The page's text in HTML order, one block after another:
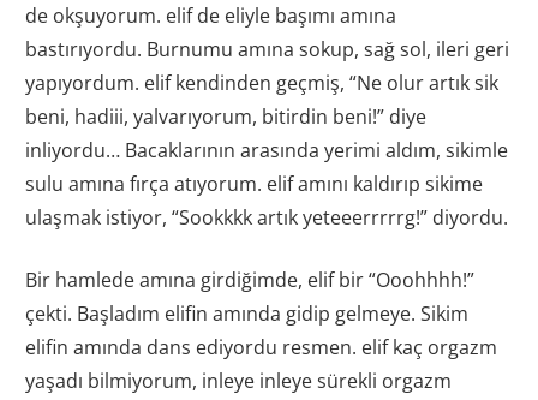
de okşuyorum. elif de eliyle başımı amına
bastırıyordu. Burnumu amına sokup, sağ sol, ileri geri
yapıyordum. elif kendinden geçmiş, “Ne olur artık sik
beni, hadiii, yalvarıyorum, bitirdin beni!” diye
inliyordu… Bacaklarının arasında yerimi aldım, sikimle
sulu amına fırça atıyorum. elif amını kaldırıp sikime
ulaşmak istiyor, “Sookkkk artık yeteeerrrrrg!” diyordu.
Bir hamlede amına girdiğimde, elif bir “Ooohhhh!”
çekti. Başladım elifin amında gidip gelmeye. Sikim
elifin amında dans ediyordu resmen. elif kaç orgazm
yaşadı bilmiyorum, inleye inleye sürekli orgazm